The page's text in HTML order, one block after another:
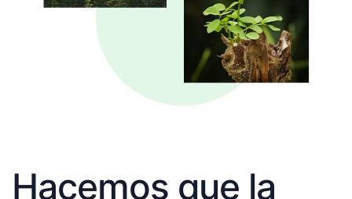
Hacemos que la